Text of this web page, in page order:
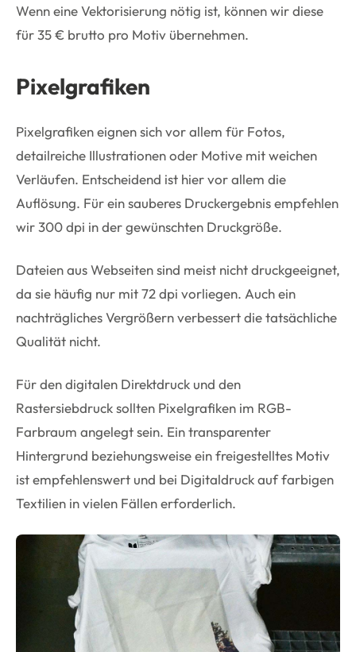
Wenn eine Vektorisierung nötig ist, können wir diese
für 35 € brutto pro Motiv übernehmen.
Pixelgrafiken
Pixelgrafiken eignen sich vor allem für Fotos,
detailreiche Illustrationen oder Motive mit weichen
Verläufen. Entscheidend ist hier vor allem die
Auflösung. Für ein sauberes Druckergebnis empfehlen
wir 300 dpi in der gewünschten Druckgröße.
Dateien aus Webseiten sind meist nicht druckgeeignet,
da sie häufig nur mit 72 dpi vorliegen. Auch ein
nachträgliches Vergrößern verbessert die tatsächliche
Qualität nicht.
Für den digitalen Direktdruck und den
Rastersiebdruck sollten Pixelgrafiken im RGB-
Farbraum angelegt sein. Ein transparenter
Hintergrund beziehungsweise ein freigestelltes Motiv
ist empfehlenswert und bei Digitaldruck auf farbigen
Textilien in vielen Fällen erforderlich.